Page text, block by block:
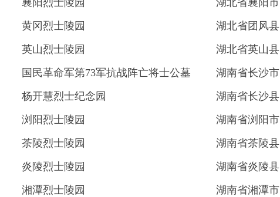
襄阳烈士陵园
湖北省襄阳市
黄冈烈士陵园
湖北省团风县
英山烈士陵园
湖北省英山县
国民革命军第73军抗战阵亡将士公墓
湖南省长沙市
杨开慧烈士纪念园
湖南省长沙县
浏阳烈士陵园
湖南省浏阳市
茶陵烈士陵园
湖南省茶陵县
炎陵烈士陵园
湖南省炎陵县
湘潭烈士陵园
湖南省湘潭市